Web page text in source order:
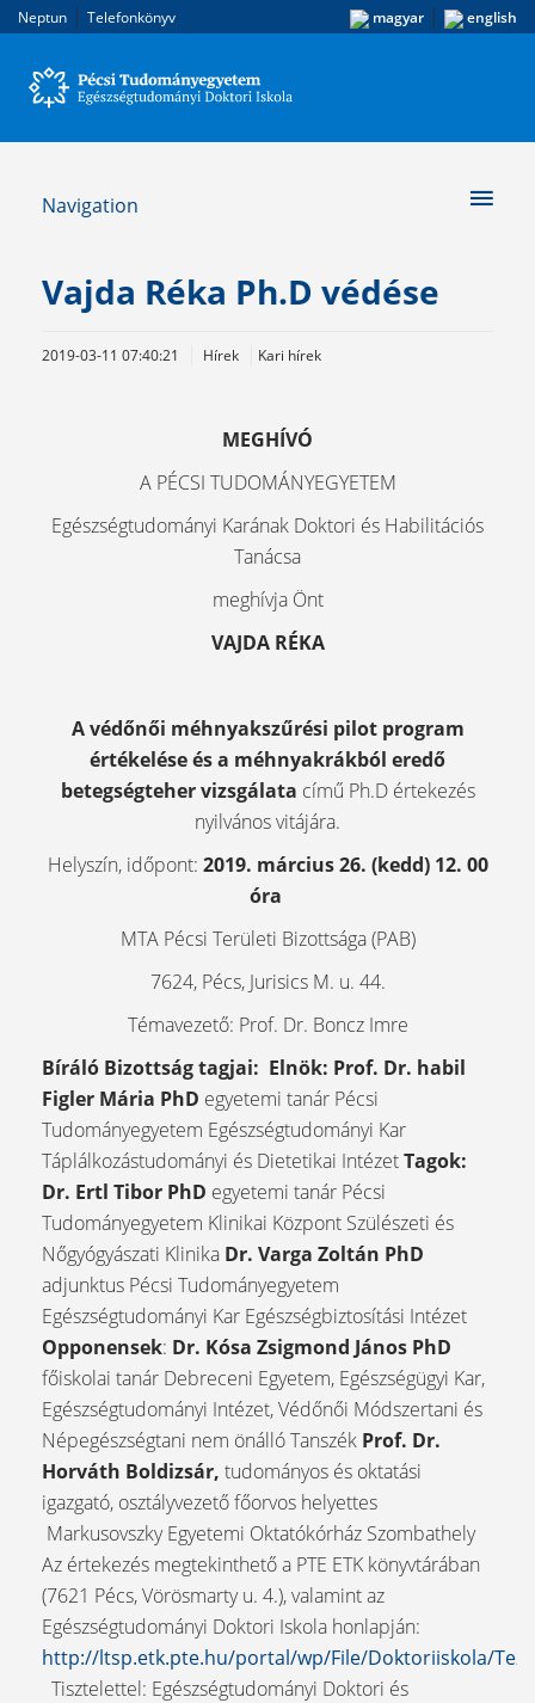
Neptun | Telefonkönyv magyar | english
Navigation
Vajda Réka Ph.D védése
2019-03-11 07:40:21 Hírek Kari hírek
MEGHÍVÓ
A PÉCSI TUDOMÁNYEGYETEM
Egészségtudományi Karának Doktori és Habilitációs
Tanácsa
meghívja Önt
VAJDA RÉKA
A védőnői méhnyakszűrési pilot program
értékelése és a méhnyakrákból eredő
betegségteher vizsgálata című Ph.D értekezés
nyilvános vitájára.
Helyszín, időpont: 2019. március 26. (kedd) 12. 00
óra
MTA Pécsi Területi Bizottsága (PAB)
7624, Pécs, Jurisics M. u. 44.
Témavezető: Prof. Dr. Boncz Imre
Bíráló Bizottság tagjai: Elnök: Prof. Dr. habil
Figler Mária PhD egyetemi tanár Pécsi
Tudományegyetem Egészségtudományi Kar
Táplálkozástudományi és Dietetikai IntézetTagok:
Dr. Ertl Tibor PhD egyetemi tanár Pécsi
Tudományegyetem Klinikai Központ Szülészeti és
Nőgyógyászati Klinika Dr. Varga Zoltán PhD
adjunktus Pécsi Tudományegyetem
Egészségtudományi Kar Egészségbiztosítási Intézet
Opponensek: Dr. Kósa Zsigmond János PhD
főiskolai tanár Debreceni Egyetem, Egészségügyi Kar,
Egészségtudományi Intézet, Védőnői Módszertani és
Népegészségtani nem önálló Tanszék Prof. Dr.
Horváth Boldizsár, tudományos és oktatási
igazgató, osztályvezető főorvos helyettes
Markusovszky Egyetemi Oktatókórház Szombathely
Az értekezés megtekinthető a PTE ETK könyvtárában
(7621 Pécs, Vörösmarty u. 4.), valamint az
Egészségtudományi Doktori Iskola honlapján:
http://ltsp.etk.pte.hu/portal/wp/File/Doktoriiskola/
Tisztelettel: Egészségtudományi Doktori és